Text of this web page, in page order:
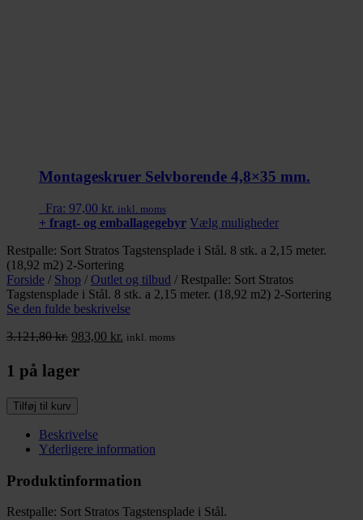
Montageskruer Selvborende 4,8×35 mm.
Fra: 97,00 kr. inkl. moms
+ fragt- og emballagegebyr Vælg mulighederDette
har
varianter.
Mulighederne
Restpalle: Sort Stratos Tagstensplade i Stål. 8 stk. a 2,15 meter.
(18,92 m2) 2-Sortering
Forside / Shop / Outlet og tilbud / Restpalle: Sort Stratos
Tagstensplade i Stål. 8 stk. a 2,15 meter. (18,92 m2) 2-Sortering
Se den fulde beskrivelse
3.121,80kr. Den
var:
983,00 kr. Den
inkl. moms
1 på lager
Tilføj til kurv
Beskrivelse
Yderligere information
Produktinformation
Restpalle: Sort Stratos Tagstensplade i Stål.